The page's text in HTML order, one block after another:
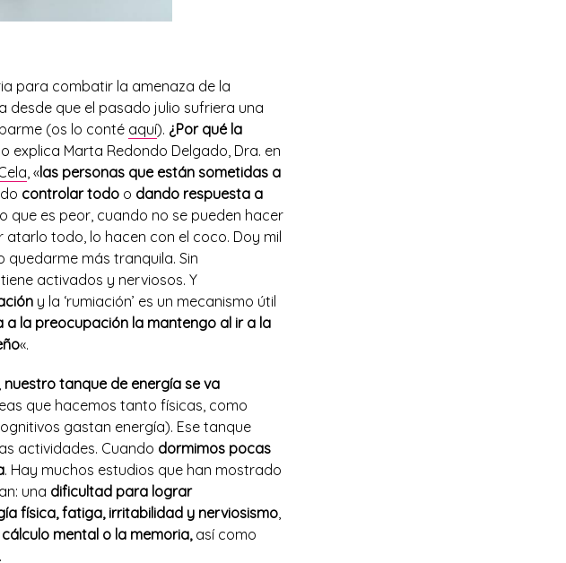
para combatir la amenaza de la
desde que el pasado julio sufriera una
(os lo conté aquí). ¿Por qué la
explica Marta Redondo Delgado, Dra. en
, «las personas que están sometidas a
controlar todo o dando respuesta a
que es peor, cuando no se pueden hacer
todo, lo hacen con el coco. Doy mil
más tranquila. Sin
activados y nerviosos. Y
y la ‘rumiación’ es un mecanismo útil
a la preocupación la mantengo al ir a la
«.
nuestro tanque de energía se va
que hacemos tanto físicas, como
gastan energía). Ese tanque
actividades. Cuando dormimos pocas
. Hay muchos estudios que han mostrado
una dificultad para lograr
física, fatiga, irritabilidad y nerviosismo,
mental o la memoria,así como